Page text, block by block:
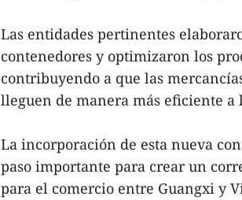
Las entidades pertinentes
contenedores y optimizaron los
contribuyendo a que las
lleguen de manera más eficiente a
La incorporación de esta nueva
paso importante para crear un
para el comercio entre Guangxi y